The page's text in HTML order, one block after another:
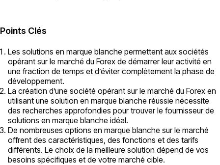
Points Clés
Les solutions en marque blanche permettent aux sociétés
opérant sur le marché du Forex de démarrer leur activité en
une fraction de temps et d’éviter complètement la phase de
développement.
La création d’une société opérant sur le marché du Forex en
utilisant une solution en marque blanche réussie nécessite
des recherches approfondies pour trouver le fournisseur de
solutions en marque blanche idéal.
De nombreuses options en marque blanche sur le marché
offrent des caractéristiques, des fonctions et des tarifs
différents. Le choix de la meilleure solution dépend de vos
besoins spécifiques et de votre marché cible.